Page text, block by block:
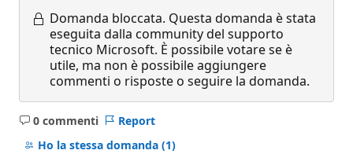
Domanda bloccata. Questa domanda è stata
eseguita dalla community del supporto
tecnico Microsoft. È possibile votare se è
utile, ma non è possibile aggiungere
commenti o risposte o seguire la domanda.
0 commenti
Nessun
commento
Report
Ho la stessa domanda (1)